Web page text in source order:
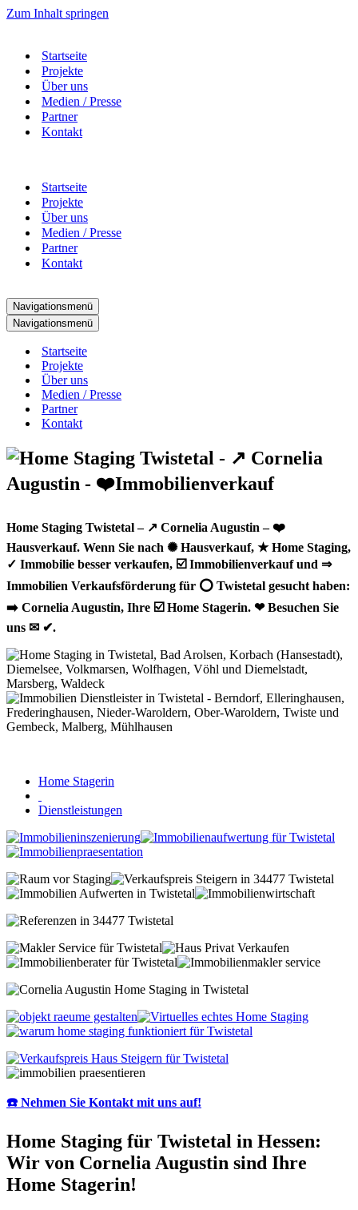
Zum Inhalt springen
Startseite
Projekte
Über uns
Medien / Presse
Partner
Kontakt
Startseite
Projekte
Über uns
Medien / Presse
Partner
Kontakt
Navigationsmenü
Navigationsmenü
Startseite
Projekte
Über uns
Medien / Presse
Partner
Kontakt
Home Staging Twistetal – ↗️ Cornelia Augustin – ❤️
Hausverkauf. Wenn Sie nach ✺ Hausverkauf, ★ Home Staging,
✓ Immobilie besser verkaufen, ☑️ Immobilienverkauf und ⇒
Immobilien Verkaufsförderung für ⭕ Twistetal gesucht haben:
➡️ Cornelia Augustin, Ihre ☑️ Home Stagerin. ❤ Besuchen Sie
uns ✉ ✔.
Home Stagerin
Dienstleistungen
☎️ Nehmen Sie Kontakt mit uns auf!
Home Staging für Twistetal in Hessen:
Wir von Cornelia Augustin sind Ihre
Home Stagerin!